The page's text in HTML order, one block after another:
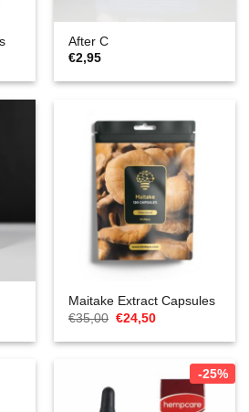
After C
€2,95
Maitake Extract Capsules
€35,00 Ursprünglicher
Preis
war:
€24,50Aktueller
ist:
-25%